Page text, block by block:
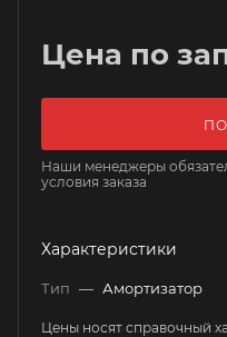
Цена по
Наши менеджеры
условия заказа
Характеристики
Тип — Амортизатор
Цены носят справочный